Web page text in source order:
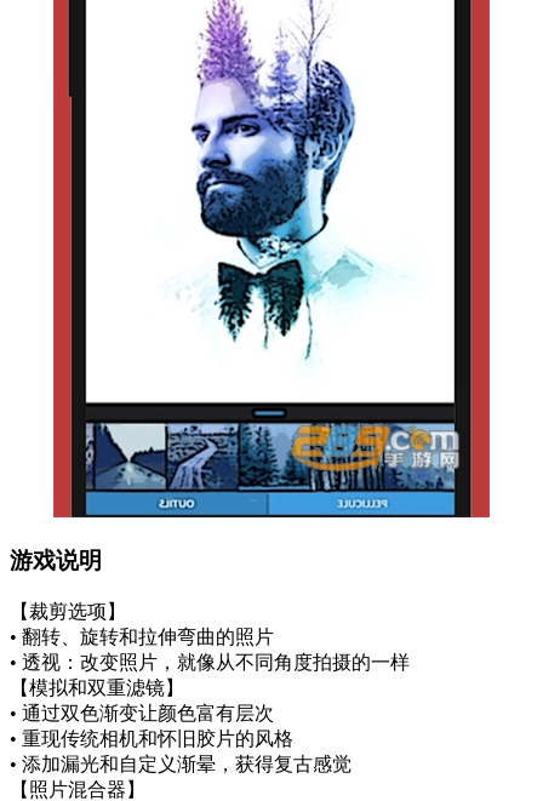
游戏说明
【裁剪选项】
• 翻转、旋转和拉伸弯曲的照片
• 透视：改变照片，就像从不同角度拍摄的一样
【模拟和双重滤镜】
• 通过双色渐变让颜色富有层次
• 重现传统相机和怀旧胶片的风格
• 添加漏光和自定义渐晕，获得复古感觉
【照片混合器】